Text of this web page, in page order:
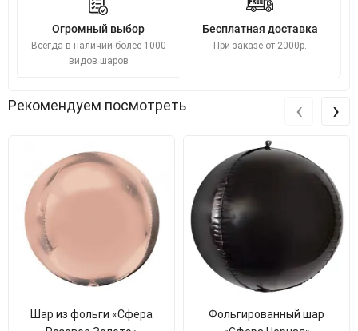
Огромный выбор
Всегда в наличии более 1000
видов шаров
Бесплатная доставка
При заказе от 2000р.
Рекомендуем посмотреть
Шар из фольги «Сфера
Фольгированный шар
‹ ›